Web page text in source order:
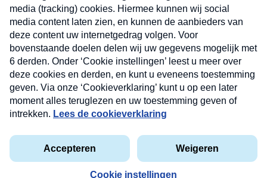
Privacyverklaring
Cookieverklaring
Kwetsbaarheid melden
Copyright © 2026 MAX Vandaag - Omroep MAX
Nieuwsbrief
Neem hier een gratis abonnement op onze
nieuwsbrief. Elke vrijdag- en dinsdagochtend in uw